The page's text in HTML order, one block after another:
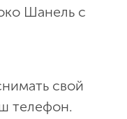
Шанель с
свой
телефон.